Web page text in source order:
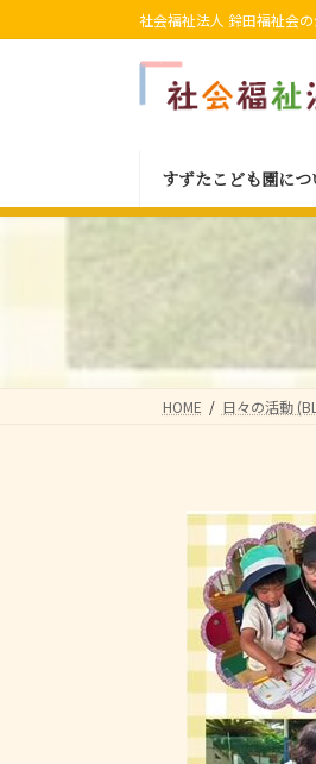
ン
キ
ビ
に
社会福祉法人 鈴田福祉会
すずたこども園につ
HOME 日々の活動